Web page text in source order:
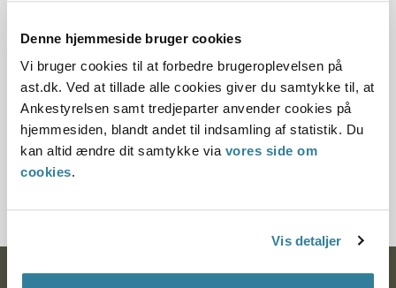
Denne hjemmeside bruger cookies
Vi bruger cookies til at forbedre brugeroplevelsen på
ast.dk. Ved at tillade alle cookies giver du samtykke til, at
Ankestyrelsen samt tredjeparter anvender cookies på
hjemmesiden, blandt andet til indsamling af statistik. Du
kan altid ændre dit samtykke via vores side om
cookies.
Vis detaljer
Arbejdsmiljøklagenævnets
årsberetning 2024
01-04-2025
Arbejdsmiljøklagenævnet Årsberetning
I 2024 modtog Arbejdsmiljøklagenævnet i alt 153 nye
sager, hvilket er et fald fra 2023, hvor nævnet modtog 230